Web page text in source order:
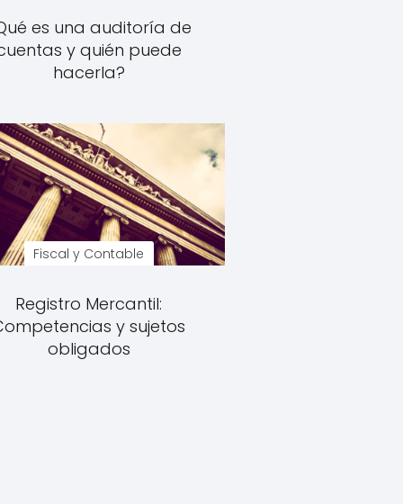
es una auditoría de
y quién puede
hacerla?
Fiscal y Contable
Registro Mercantil:
y sujetos
obligados